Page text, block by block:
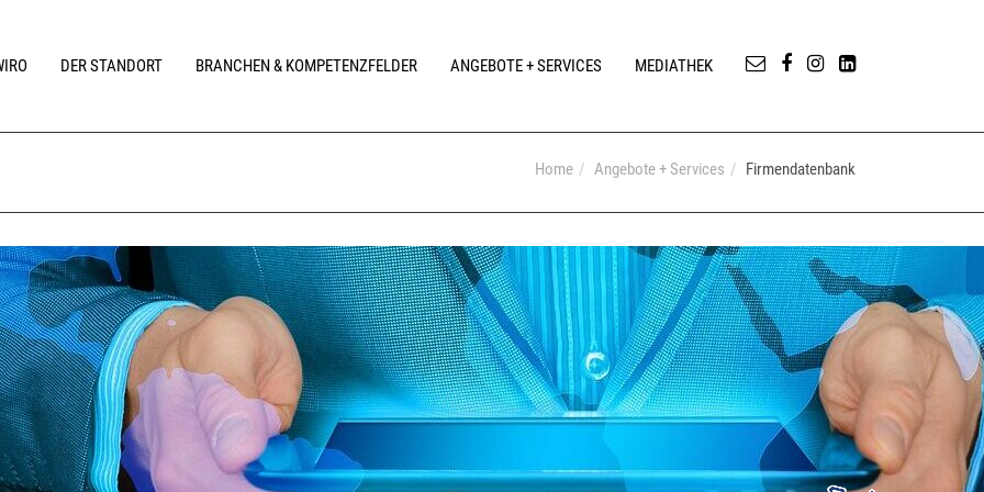
DER STANDORT BRANCHEN & KOMPETENZFELDER ANGEBOTE + SERVICES MEDIATHEK
Home Angebote + Services Firmendatenbank